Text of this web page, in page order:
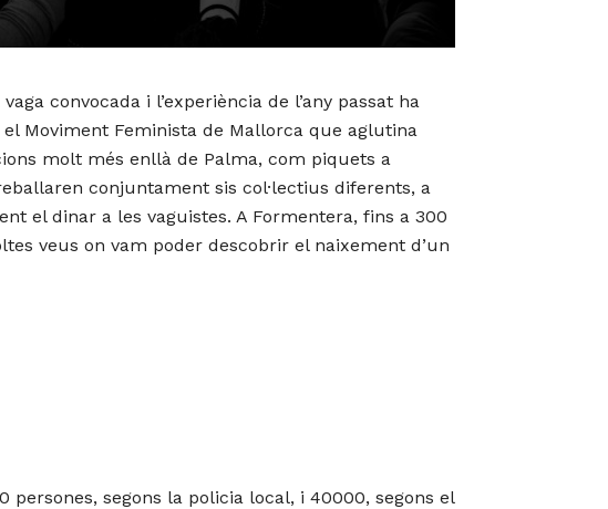
convocada i l’experiència de l’any passat ha
Moviment Feminista de Mallorca que aglutina
molt més enllà de Palma, com piquets a
conjuntament sis col·lectius diferents, a
el dinar a les vaguistes. A Formentera, fins a 300
veus on vam poder descobrir el naixement d’un
segons la policia local, i 40000, segons el